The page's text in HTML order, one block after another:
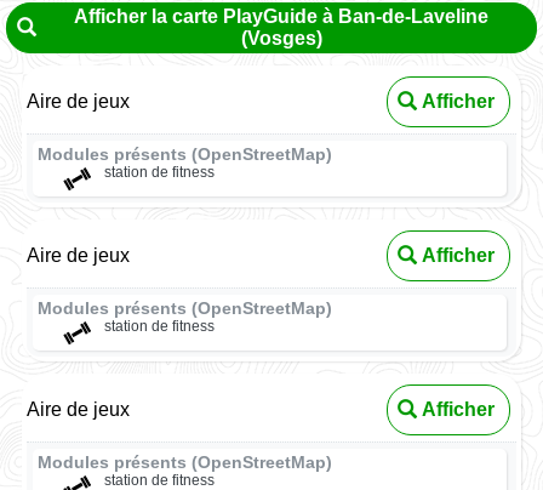
Afficher la carte PlayGuide à Ban-de-Laveline
(Vosges)
Aire de jeux Afficher
Modules présents (OpenStreetMap)
station de fitness
Aire de jeux Afficher
Modules présents (OpenStreetMap)
station de fitness
Aire de jeux Afficher
Modules présents (OpenStreetMap)
station de fitness